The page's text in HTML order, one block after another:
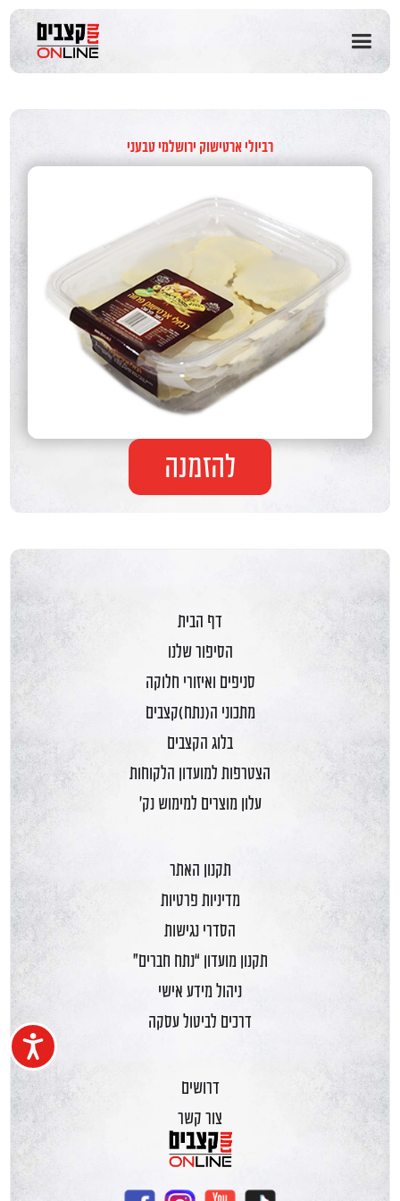
שִׂים
בְּאֲתָר
זֶה
נָגִישׁ
לִנְגִישׁוּת
רביולי ארטישוק ירושלמי טבעני
להזמנה
דף הבית
הסיפור שלנו
סניפים ואיזורי חלוקה
מתכוני ה(נתח)קצבים
בלוג הקצבים
הצטרפות למועדון הלקוחות
עלון מוצרים למימוש נק'
תקנון האתר
מדיניות פרטיות
הסדרי נגישות
תקנון מועדון “נתח חברים”
ניהול מידע אישי
דרכים לביטול עסקה
דרושים
צור קשר